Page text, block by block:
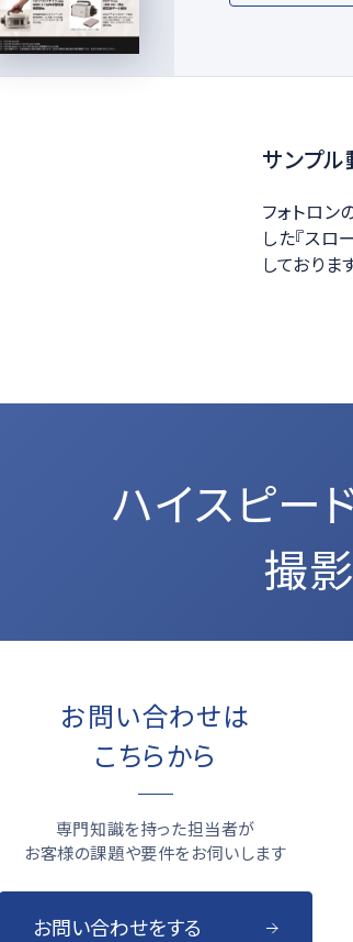
サンプ
フォトロ
した『スロ
しておりま
ハイスピー
撮
お問い合わせは
こちらから
専門知識を持った担当者が
お客様の課題や要件をお伺いします
お問い合わせをする